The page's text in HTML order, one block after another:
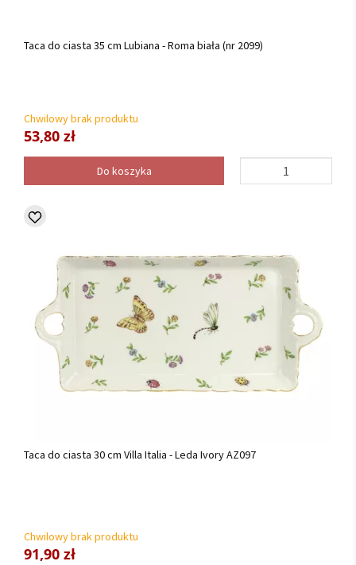
Taca do ciasta 35 cm Lubiana - Roma biała (nr 2099)
Chwilowy brak produktu
53,80 zł
Do koszyka
Taca do ciasta 30 cm Villa Italia - Leda Ivory AZ097
Chwilowy brak produktu
91,90 zł